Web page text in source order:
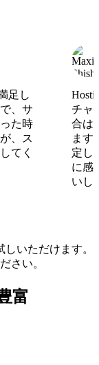
足し
、サ
た時
、ス
てく
チャ
合は
ます
定し
に感
いし
いただけます。
さい。
富